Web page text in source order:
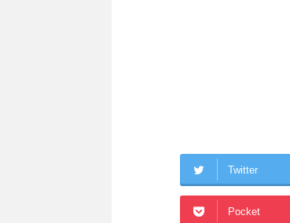
Twitter
Pocket